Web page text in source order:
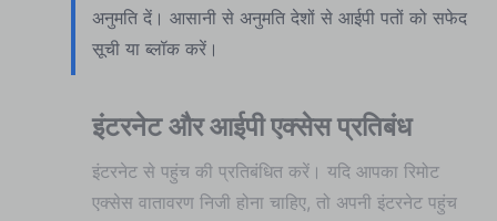
अनुमति दें। आसानी से अनुमति देशों से आईपी पतों को सफेद
सूची या ब्लॉक करें।
इंटरनेट और आईपी एक्सेस प्रतिबंध
इंटरनेट से पहुंच की प्रतिबंधित करें। यदि आपका रिमोट
एक्सेस वातावरण निजी होना चाहिए, तो अपनी इंटरनेट पहुंच